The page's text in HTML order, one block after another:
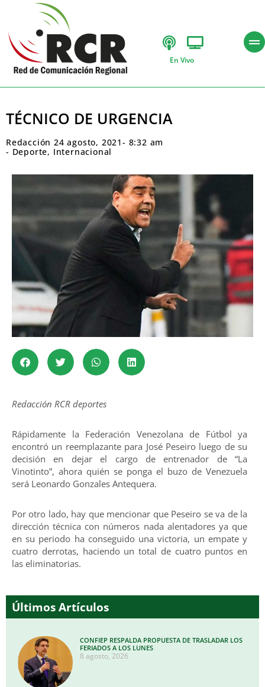
En Vivo
TÉCNICO DE URGENCIA
Redacción 24 agosto, 2021- 8:32 am
- Deporte, Internacional
Redacción RCR deportes
Rápidamente la Federación Venezolana de Fútbol ya
encontró un reemplazante para José Peseiro luego de su
decisión en dejar el cargo de entrenador de “La
Vinotinto”, ahora quién se ponga el buzo de Venezuela
será Leonardo Gonzales Antequera.
Por otro lado, hay que mencionar que Peseiro se va de la
dirección técnica con números nada alentadores ya que
en su periodo ha conseguido una victoria, un empate y
cuatro derrotas, haciendo un total de cuatro puntos en
las eliminatorias.
Últimos Artículos
CONFIEP RESPALDA PROPUESTA DE TRASLADAR LOS
FERIADOS A LOS LUNES
8 agosto, 2026